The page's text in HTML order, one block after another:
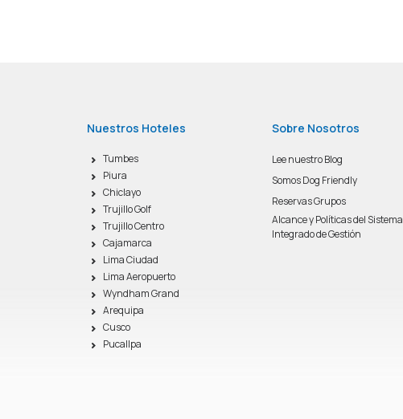
Nuestros Hoteles
Tumbes
Piura
Chiclayo
Trujillo Golf
Trujillo Centro
Cajamarca
Lima Ciudad
Lima Aeropuerto
Wyndham Grand
Arequipa
Cusco
Pucallpa
Sobre Nosotros
Lee nuestro Blog
Somos Dog Friendly
Reservas Grupos
Alcance y Políticas del Sistema
Integrado de Gestión